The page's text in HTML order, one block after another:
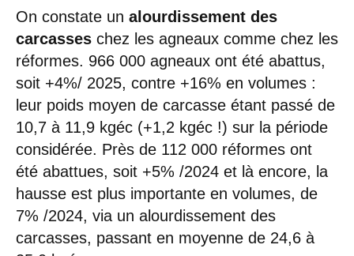
On constate un alourdissement des
carcasses chez les agneaux comme chez les
réformes. 966 000 agneaux ont été abattus,
soit +4%/ 2025, contre +16% en volumes :
leur poids moyen de carcasse étant passé de
10,7 à 11,9 kgéc (+1,2 kgéc !) sur la période
considérée. Près de 112 000 réformes ont
été abattues, soit +5% /2024 et là encore, la
hausse est plus importante en volumes, de
7% /2024, via un alourdissement des
carcasses, passant en moyenne de 24,6 à